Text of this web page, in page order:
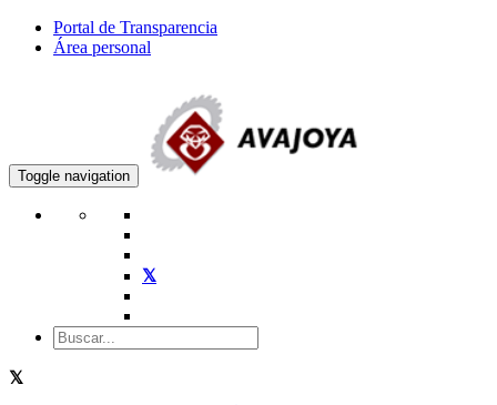
Portal de Transparencia
Área personal
Toggle navigation